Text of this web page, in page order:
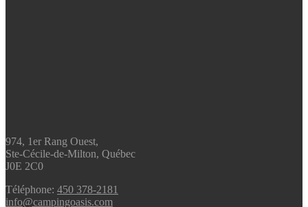
974, 1er Rang Ouest,
Ste-Cécile-de-Milton, Québec
J0E 2C0
Téléphone: 450 378-2181
info@campingoasis.com